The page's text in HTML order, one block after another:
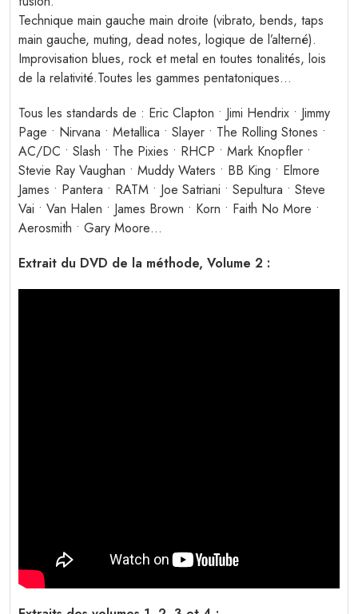
Technique main gauche main droite (vibrato, bends, taps
main gauche, muting, dead notes, logique de l’alterné).
Improvisation blues, rock et metal en toutes tonalités, lois
de la relativité.Toutes les gammes pentatoniques…
Tous les standards de : Eric Clapton • Jimi Hendrix • Jimmy
Page • Nirvana • Metallica • Slayer • The Rolling Stones •
AC/DC • Slash • The Pixies • RHCP • Mark Knopfler •
Stevie Ray Vaughan • Muddy Waters • BB King • Elmore
James • Pantera • RATM • Joe Satriani • Sepultura • Steve
Vai • Van Halen • James Brown • Korn • Faith No More •
Aerosmith • Gary Moore…
Extrait du DVD de la méthode, Volume 2 :